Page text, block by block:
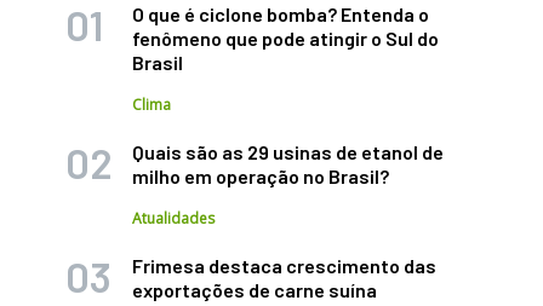
O que é ciclone bomba? Entenda o
fenômeno que pode atingir o Sul do
Brasil
Clima
Quais são as 29 usinas de etanol de
milho em operação no Brasil?
Atualidades
Frimesa destaca crescimento das
exportações de carne suína